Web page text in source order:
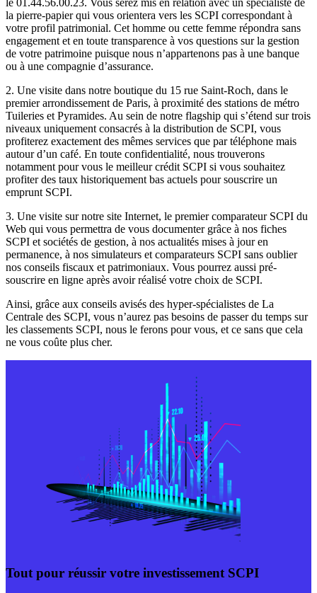
la pierre-papier qui vous orientera vers les SCPI correspondant à
votre profil patrimonial. Cet homme ou cette femme répondra sans
engagement et en toute transparence à vos questions sur la gestion
de votre patrimoine puisque nous n’appartenons pas à une banque
ou à une compagnie d’assurance.
2. Une visite dans notre boutique du 15 rue Saint-Roch, dans le
premier arrondissement de Paris, à proximité des stations de métro
Tuileries et Pyramides. Au sein de notre flagship qui s’étend sur trois
niveaux uniquement consacrés à la distribution de SCPI, vous
profiterez exactement des mêmes services que par téléphone mais
autour d’un café. En toute confidentialité, nous trouverons
notamment pour vous le meilleur crédit SCPI si vous souhaitez
profiter des taux historiquement bas actuels pour souscrire un
emprunt SCPI.
3. Une visite sur notre site Internet, le premier comparateur SCPI du
Web qui vous permettra de vous documenter grâce à nos fiches
SCPI et sociétés de gestion, à nos actualités mises à jour en
permanence, à nos simulateurs et comparateurs SCPI sans oublier
nos conseils fiscaux et patrimoniaux. Vous pourrez aussi pré-
souscrire en ligne après avoir réalisé votre choix de SCPI.
Ainsi, grâce aux conseils avisés des hyper-spécialistes de La
Centrale des SCPI, vous n’aurez pas besoins de passer du temps sur
les classements SCPI, nous le ferons pour vous, et ce sans que cela
ne vous coûte plus cher.
Tout pour réussir votre investissement SCPI